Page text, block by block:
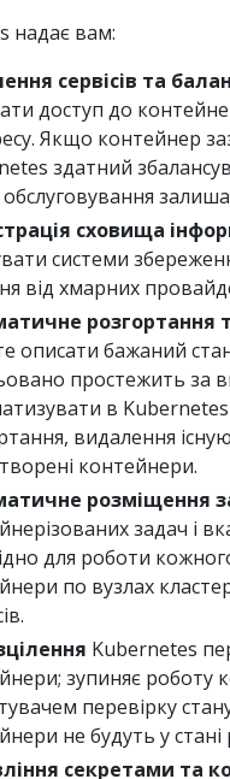
надає вам:
сервісів та
доступ до
Якщо контейнер
здатний
обслуговування
сховища
системи
від хмарних
розгортання
описати бажаний
простежить за
в
видалення
контейнери.
розміщення
задач і
для роботи
по вузлах
Kubernetes
зупиняє роботу
перевірку
не будуть у стані
секретами та